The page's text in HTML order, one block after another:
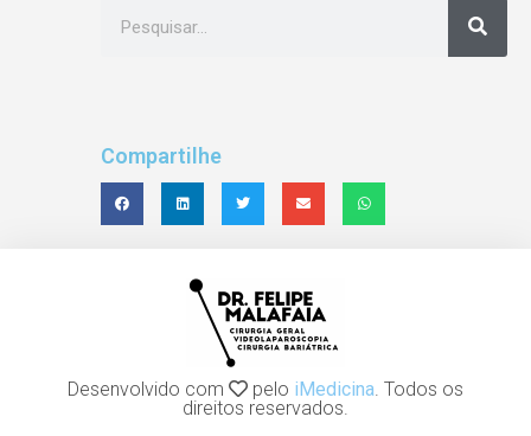
Compartilhe
Desenvolvido com pelo iMedicina. Todos os
direitos reservados.